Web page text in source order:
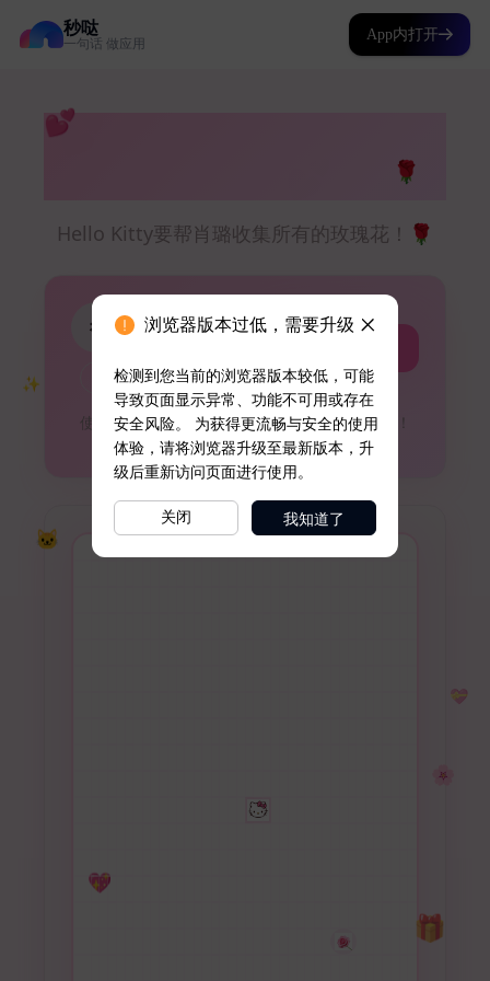
秒哒
一句话 做应用
App内打开
浏览器版本过低，需要升级
检测到您当前的浏览器版本较低，可能
导致页面显示异常、功能不可用或存在
安全风险。 为获得更流畅与安全的使用
体验，请将浏览器升级至最新版本，升
级后重新访问页面进行使用。
关闭 我知道了